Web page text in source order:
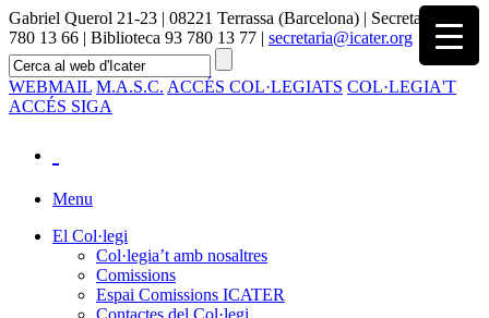
Gabriel Querol 21-23 | 08221 Terrassa (Barcelona) | Secretaria 93
780 13 66 | Biblioteca 93 780 13 77 | secretaria@icater.org
WEBMAIL M.A.S.C. ACCÉS COL·LEGIATS COL·LEGIA'T
ACCÉS SIGA
Menu
El Col·legi
Col·legia’t amb nosaltres
Comissions
Espai Comissions ICATER
Contactes del Col·legi